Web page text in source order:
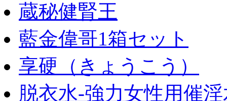
蔵秘健腎王
藍金偉哥1箱セット
享硬（きょうこう）
脱衣水-強力女性用催